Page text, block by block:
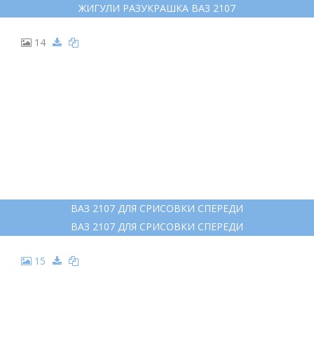
ЖИГУЛИ РАЗУКРАШКА ВАЗ 2107
14
ВАЗ 2107 ДЛЯ СРИСОВКИ СПЕРЕДИ
ВАЗ 2107 ДЛЯ СРИСОВКИ СПЕРЕДИ
15